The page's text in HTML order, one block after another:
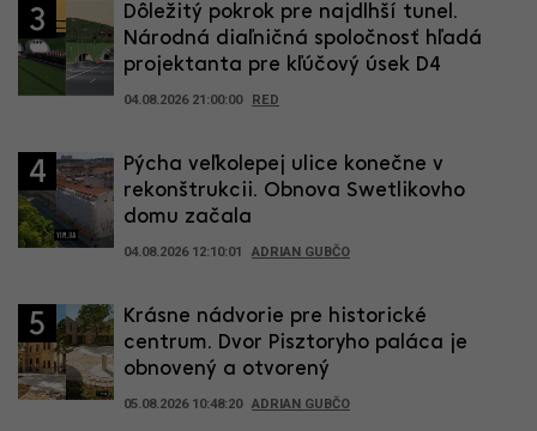
3
Dôležitý pokrok pre najdlhší tunel.
Národná diaľničná spoločnosť hľadá
projektanta pre kľúčový úsek D4
04.08.2026 21:00:00 RED
4
Pýcha veľkolepej ulice konečne v
rekonštrukcii. Obnova Swetlikovho
domu začala
04.08.2026 12:10:01 ADRIAN GUBČO
5
Krásne nádvorie pre historické
centrum. Dvor Pisztoryho paláca je
obnovený a otvorený
05.08.2026 10:48:20 ADRIAN GUBČO